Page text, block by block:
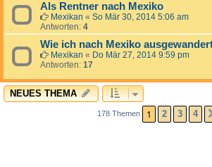
Als Rentner nach Mexiko
Mexikan « So Mär 30, 2014 5:06 am
Antworten: 4
Wie ich nach Mexiko
Mexikan « Do Mär 27, 2014 9:59 pm
Antworten: 17
NEUES THEMA
178 Themen 1 2 3 4